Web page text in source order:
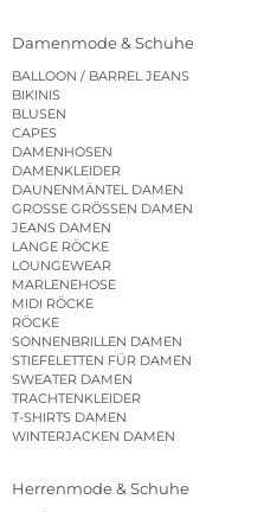
Damenmode & Schuhe
BALLOON / BARREL JEANS
BIKINIS
BLUSEN
CAPES
DAMENHOSEN
DAMENKLEIDER
DAUNENMÄNTEL DAMEN
GROSSE GRÖSSEN DAMEN
JEANS DAMEN
LANGE RÖCKE
LOUNGEWEAR
MARLENEHOSE
MIDI RÖCKE
RÖCKE
SONNENBRILLEN DAMEN
STIEFELETTEN FÜR DAMEN
SWEATER DAMEN
TRACHTENKLEIDER
T-SHIRTS DAMEN
WINTERJACKEN DAMEN
Herrenmode & Schuhe